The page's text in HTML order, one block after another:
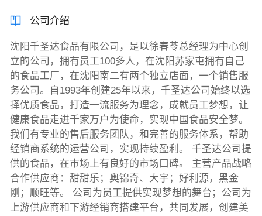
公司介绍
沈阳千圣达食品有限公司，是以徐春苓总经理为中心创
立的公司，拥有员工100多人，在沈阳苏家屯拥有自己
的食品工厂，在沈阳南二有两个独立店面，一个销售服
务公司。自1993年创建25年以来，千圣达公司始终以选
择优质食品，打造一流服务为理念，成就员工梦想，让
健康食品走进千家万户为使命，实现中国食品安全梦。
我们有专业的售后服务团队，和完善的服务体系，帮助
经销商系统的运营公司，实现持续盈利。 千圣达公司提
供的食品，在市场上有良好的市场口碑。 主营产品战略
合作供应商：甜甜乐；奥锦奇、大宇；好利源，黑金
刚；顺旺等。 公司为员工提供实现梦想的舞台；公司为
上游供应商和下游经销商搭建平台，共同发展，创建美